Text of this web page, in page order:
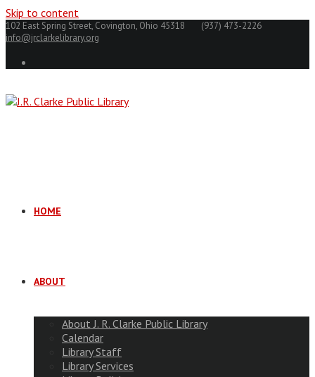
Skip to content
102 East Spring Street, Covington, Ohio 45318
(937) 473-2226
info@jrclarkelibrary.org
HOME
ABOUT
About J. R. Clarke Public Library
Calendar
Library Staff
Library Services